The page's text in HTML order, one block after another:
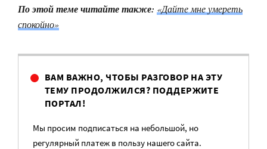
По этой теме читайте также: «Дайте мне умереть
спокойно»
ВАМ ВАЖНО, ЧТОБЫ РАЗГОВОР НА ЭТУ
ТЕМУ ПРОДОЛЖИЛСЯ? ПОДДЕРЖИТЕ
ПОРТАЛ!
Мы просим подписаться на небольшой, но
регулярный платеж в пользу нашего сайта.